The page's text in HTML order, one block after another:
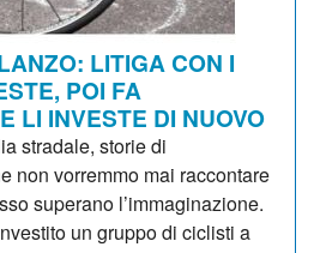
LITIGA CON I
POI FA
LI INVESTE DI NUOVO
stradale, storie di
non vorremmo mai raccontare
superano l’immaginazione.
un gruppo di ciclisti a